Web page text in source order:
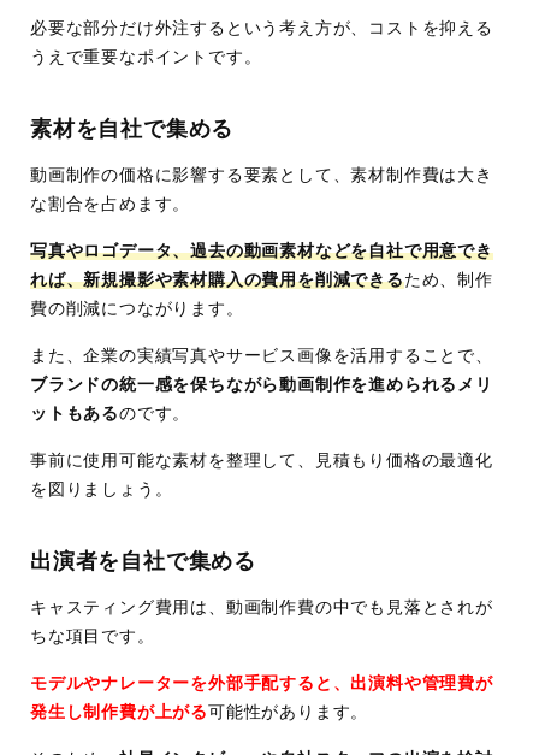
必要な部分だけ外注するという考え方が、コストを抑える
うえで重要なポイントです。
素材を自社で集める
動画制作の価格に影響する要素として、素材制作費は大き
な割合を占めます。
写真やロゴデータ、過去の動画素材などを自社で用意でき
れば、新規撮影や素材購入の費用を削減できるため、制作
費の削減につながります。
また、企業の実績写真やサービス画像を活用することで、
ブランドの統一感を保ちながら動画制作を進められるメリ
ットもあるのです。
事前に使用可能な素材を整理して、見積もり価格の最適化
を図りましょう。
出演者を自社で集める
キャスティング費用は、動画制作費の中でも見落とされが
ちな項目です。
モデルやナレーターを外部手配すると、出演料や管理費が
発生し制作費が上がる可能性があります。